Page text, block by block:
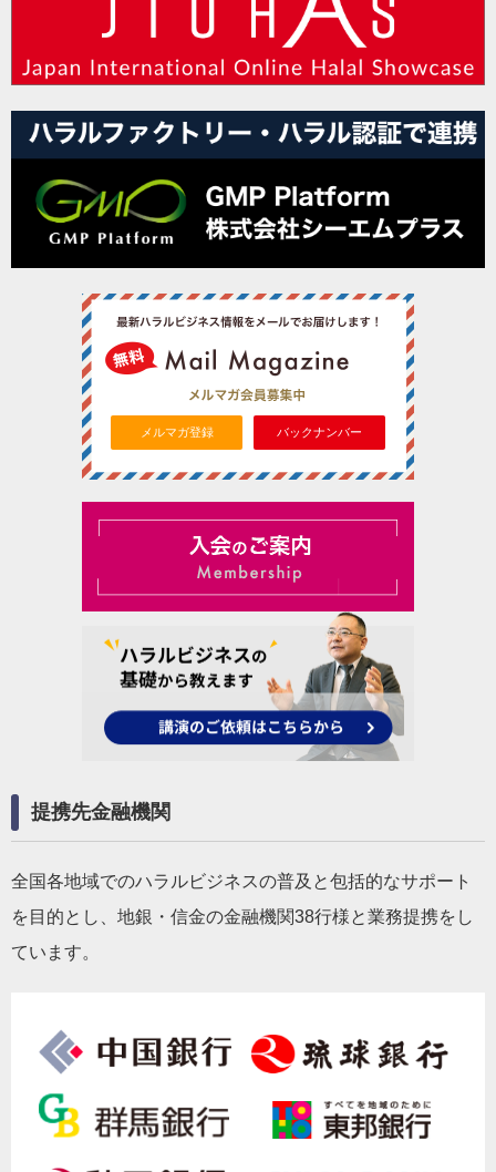
メルマガ登録 バックナンバー
提携先金融機関
全国各地域でのハラルビジネスの普及と包括的なサポート
を目的とし、地銀・信金の金融機関38行様と業務提携をし
ています。